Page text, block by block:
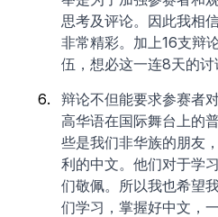
思考及评论。因此我相
非常精彩。加上16支辩
伍，想必这一连8天的讨
辩论不但能要求参赛者
高华语在国际舞台上的
些是我们非华族的朋友
利的中文。他们对于学
们敬佩。所以我也希望
们学习，掌握好中文，